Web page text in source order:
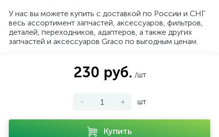
У нас вы можете купить с доставкой по России и СНГ
весь ассортимент запчастей, аксессуаров, фильтров,
деталей, переходников, адаптеров, а также других
запчастей и аксессуаров Graco по выгодным ценам.
230 руб. /шт
- + шт
Купить